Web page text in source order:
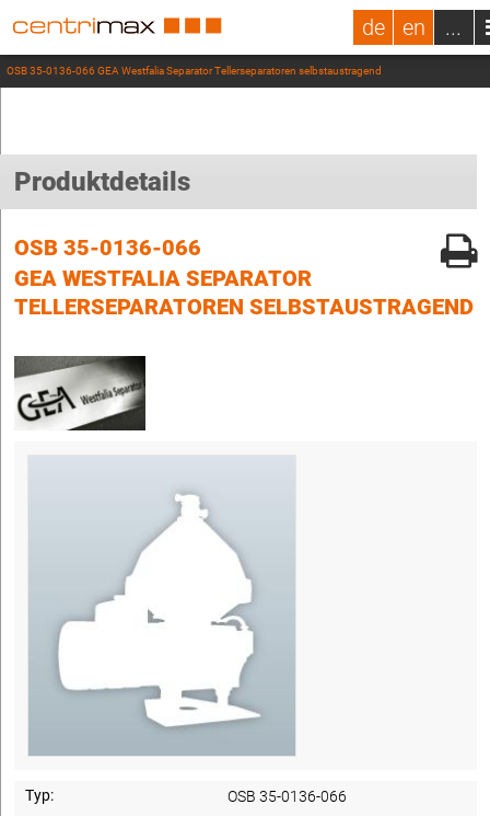
de en ...
OSB 35-0136-066 GEA Westfalia Separator Tellerseparatoren selbstaustragend
Produktdetails
OSB 35-0136-066
GEA WESTFALIA SEPARATOR
TELLERSEPARATOREN SELBSTAUSTRAGEND
Typ:
OSB 35-0136-066